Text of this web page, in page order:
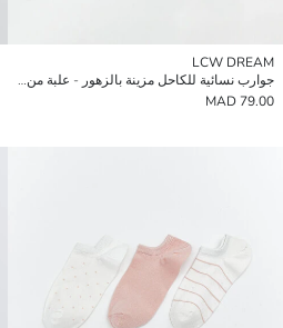
LCW DREAM
جوارب نسائية للكاحل مزينة بالزهور - علبة من 5 قطع
79.00 MAD